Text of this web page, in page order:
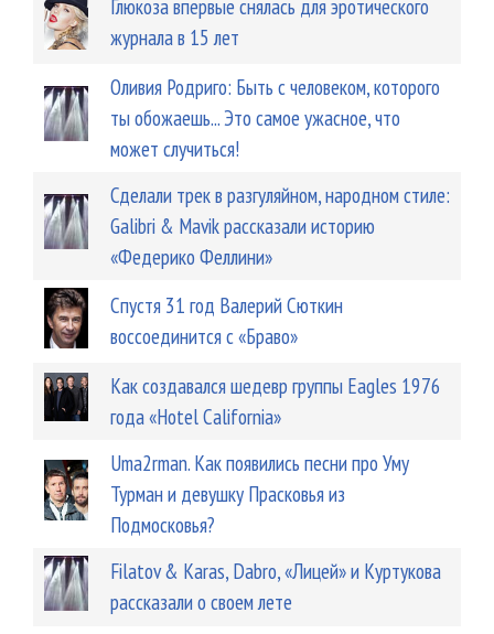
Глюкоза впервые снялась для эротического
журнала в 15 лет
Оливия Родриго: Быть ​​с человеком, которого
ты обожаешь... Это самое ужасное, что
может случиться!
Сделали трек в разгуляйном, народном стиле:
Galibri & Mavik рассказали историю
«Федерико Феллини»
Спустя 31 год Валерий Сюткин
воссоединится с «Браво»
Как создавался шедевр группы Eagles 1976
года «Hotel California»
Uma2rman. Как появились песни про Уму
Турман и девушку Прасковья из
Подмосковья?
Filatov & Karas, Dabro, «Лицей» и Куртукова
рассказали о своем лете